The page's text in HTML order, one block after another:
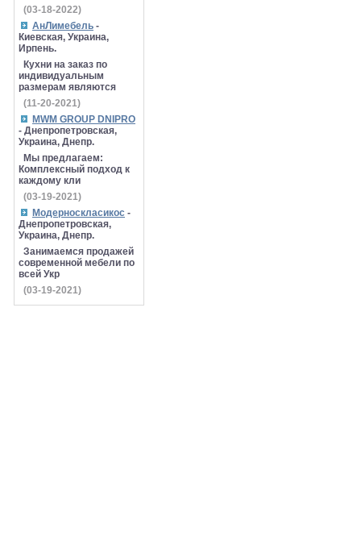
(03-18-2022)
АнЛимебель -
Киевская, Украина,
Ирпень.
Кухни на заказ по
индивидуальным
размерам являются
(11-20-2021)
MWM GROUP DNIPRO
- Днепропетровская,
Украина, Днепр.
Мы предлагаем:
Комплексный подход к
каждому кли
(03-19-2021)
Модерноскласикос -
Днепропетровская,
Украина, Днепр.
Занимаемся продажей
современной мебели по
всей Укр
(03-19-2021)